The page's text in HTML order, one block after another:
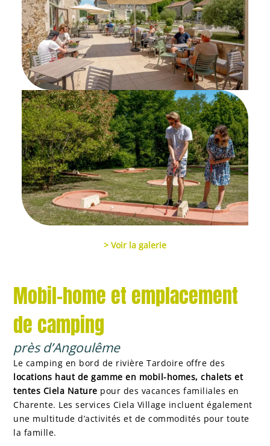
> Voir la galerie
Mobil-home et emplacement
de camping
près d’Angoulême
Le camping en bord de rivière Tardoire offre des
locations haut de gamme en mobil-homes, chalets et
tentes Ciela Nature pour des vacances familiales en
Charente. Les services Ciela Village incluent également
une multitude d’activités et de commodités pour toute
la famille.